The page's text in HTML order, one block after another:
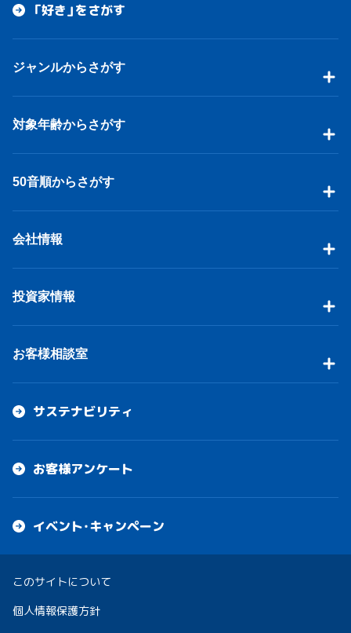
「好き」をさがす
ジャンルからさがす
対象年齢からさがす
50音順からさがす
会社情報
投資家情報
お客様相談室
サステナビリティ
お客様アンケート
イベント・キャンペーン
このサイトについて
個人情報保護方針